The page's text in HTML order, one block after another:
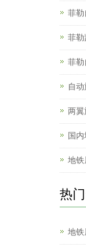
菲勒
菲勒
菲勒
自
两
国
地铁
热
地铁